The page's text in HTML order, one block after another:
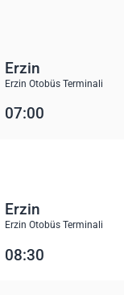
Erzin
Erzin Otobüs Terminali
07:00
Erzin
Erzin Otobüs Terminali
08:30